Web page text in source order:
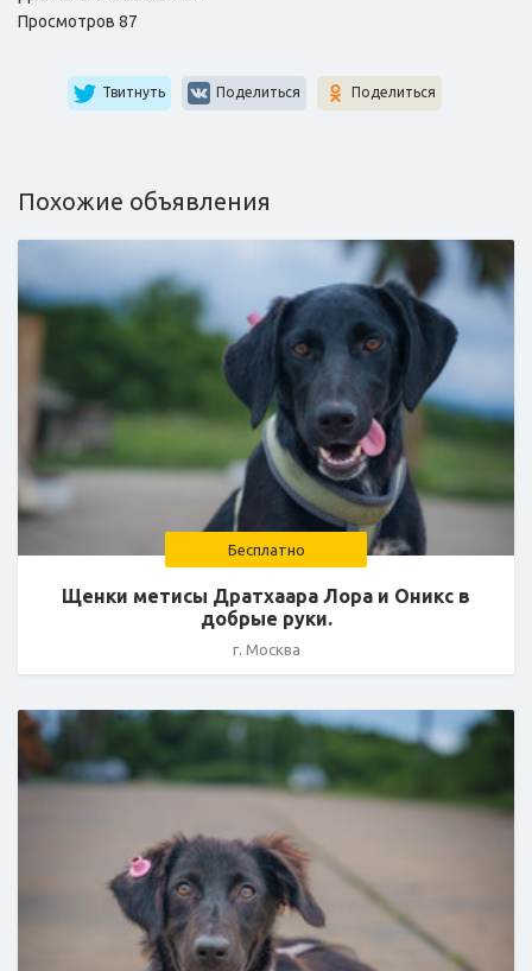
Просмотров 87
Твитнуть Поделиться Поделиться
Похожие объявления
Бесплатно
Щенки метисы Дратхаара Лора и Оникс в
добрые руки.
г. Москва